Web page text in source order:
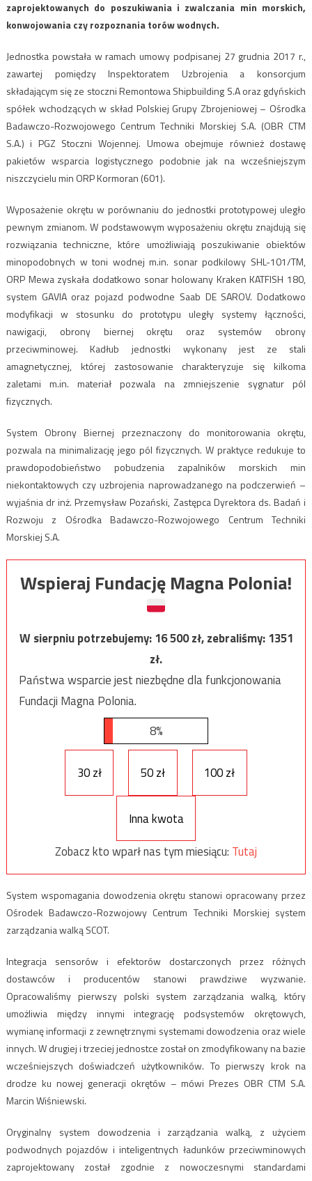
zaprojektowanych do poszukiwania i zwalczania min morskich,
konwojowania czy rozpoznania torów wodnych.
Jednostka powstała w ramach umowy podpisanej 27 grudnia 2017 r.,
zawartej pomiędzy Inspektoratem Uzbrojenia a konsorcjum
składającym się ze stoczni Remontowa Shipbuilding S.A oraz gdyńskich
spółek wchodzących w skład Polskiej Grupy Zbrojeniowej – Ośrodka
Badawczo-Rozwojowego Centrum Techniki Morskiej S.A. (OBR CTM
S.A.) i PGZ Stoczni Wojennej. Umowa obejmuje również dostawę
pakietów wsparcia logistycznego podobnie jak na wcześniejszym
niszczycielu min ORP Kormoran (601).
Wyposażenie okrętu w porównaniu do jednostki prototypowej uległo
pewnym zmianom. W podstawowym wyposażeniu okrętu znajdują się
rozwiązania techniczne, które umożliwiają poszukiwanie obiektów
minopodobnych w toni wodnej m.in. sonar podkilowy SHL-101/TM,
ORP Mewa zyskała dodatkowo sonar holowany Kraken KATFISH 180,
system GAVIA oraz pojazd podwodne Saab DE SAROV. Dodatkowo
modyfikacji w stosunku do prototypu uległy systemy łączności,
nawigacji, obrony biernej okrętu oraz systemów obrony
przeciwminowej. Kadłub jednostki wykonany jest ze stali
amagnetycznej, której zastosowanie charakteryzuje się kilkoma
zaletami m.in. materiał pozwala na zmniejszenie sygnatur pól
fizycznych.
System Obrony Biernej przeznaczony do monitorowania okrętu,
pozwala na minimalizację jego pól fizycznych. W praktyce redukuje to
prawdopodobieństwo pobudzenia zapalników morskich min
niekontaktowych czy uzbrojenia naprowadzanego na podczerwień –
wyjaśnia dr inż. Przemysław Pozański, Zastępca Dyrektora ds. Badań i
Rozwoju z Ośrodka Badawczo-Rozwojowego Centrum Techniki
Morskiej S.A.
Wspieraj Fundację Magna Polonia!
W sierpniu potrzebujemy:16 500zł, zebraliśmy:1351
zł.
Państwa wsparcie jest niezbędne dla funkcjonowania
Fundacji Magna Polonia.
8%
30 zł 50 zł 100 zł
Inna kwota
Zobacz kto wparł nas tym miesiącu: Tutaj
System wspomagania dowodzenia okrętu stanowi opracowany przez
Ośrodek Badawczo-Rozwojowy Centrum Techniki Morskiej system
zarządzania walką SCOT.
Integracja sensorów i efektorów dostarczonych przez różnych
dostawców i producentów stanowi prawdziwe wyzwanie.
Opracowaliśmy pierwszy polski system zarządzania walką, który
umożliwia między innymi integrację podsystemów okrętowych,
wymianę informacji z zewnętrznymi systemami dowodzenia oraz wiele
innych. W drugiej i trzeciej jednostce został on zmodyfikowany na bazie
wcześniejszych doświadczeń użytkowników. To pierwszy krok na
drodze ku nowej generacji okrętów – mówi Prezes OBR CTM S.A.
Marcin Wiśniewski.
Oryginalny system dowodzenia i zarządzania walką, z użyciem
podwodnych pojazdów i inteligentnych ładunków przeciwminowych
zaprojektowany został zgodnie z nowoczesnymi standardami